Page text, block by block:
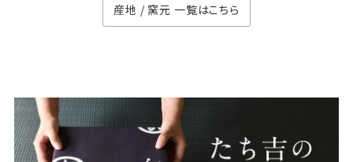
産地 / 窯元 一覧はこちら